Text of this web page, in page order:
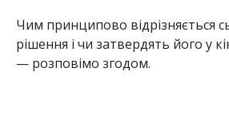
Чим принципово відрізняється
рішення і чи затвердять його у
— розповімо згодом.